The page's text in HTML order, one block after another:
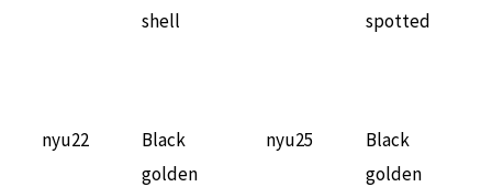
shell
spotted
nyu22
Black
golden
nyu25
Black
golden